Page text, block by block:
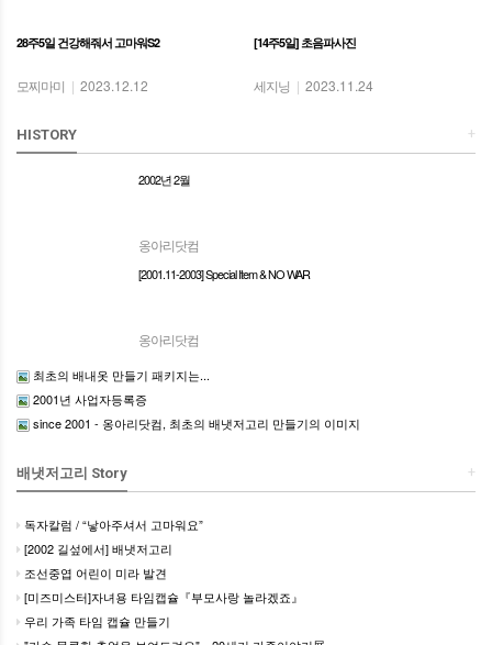
28주5일 건강해줘서 고마워S2
모찌마미 | 2023.12.12
[14주5일] 초음파사진
세지닝 | 2023.11.24
+
HISTORY
2002년 2월
옹아리닷컴
[2001.11-2003] Special Item & NO WAR
옹아리닷컴
최초의 배내옷 만들기 패키지는...
2001년 사업자등록증
since 2001 - 옹아리닷컴, 최초의 배냇저고리 만들기의 이미지
+
배냇저고리 Story
독자칼럼 / “낳아주셔서 고마워요”
[2002 길섶에서] 배냇저고리
조선중엽 어린이 미라 발견
[미즈미스터]자녀용 타임캡슐『부모사랑 놀라겠죠』
우리 가족 타임 캡슐 만들기